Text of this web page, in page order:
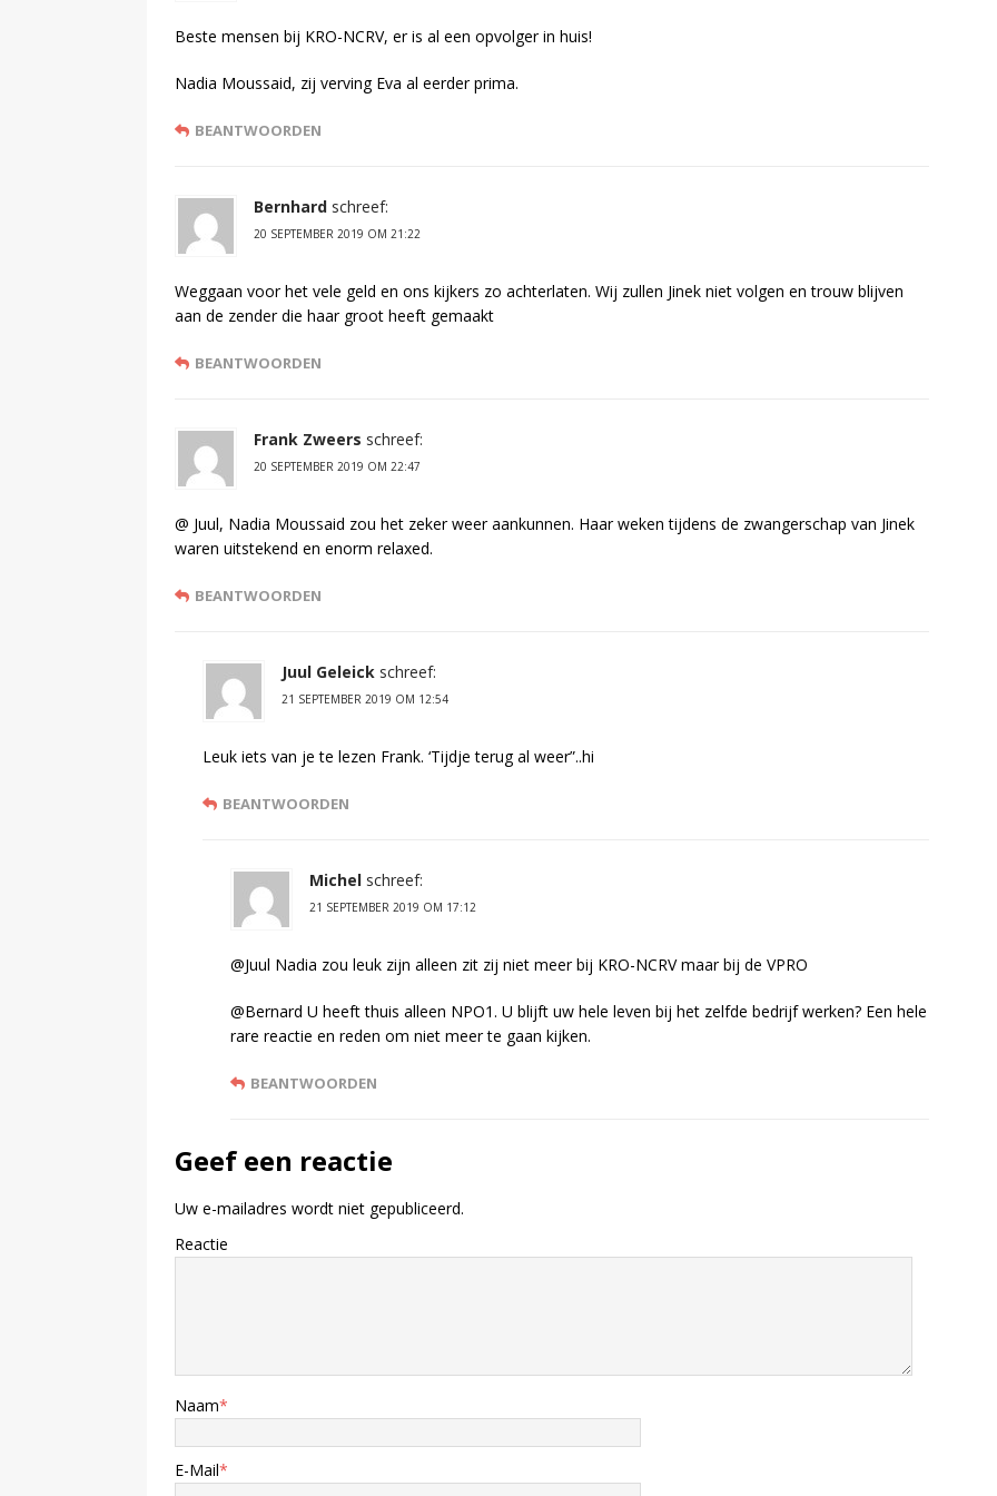
Beste mensen bij KRO-NCRV, er is al een opvolger in huis!
Nadia Moussaid, zij verving Eva al eerder prima.
BEANTWOORDEN
Bernhard schreef:
20 SEPTEMBER 2019 OM 21:22
Weggaan voor het vele geld en ons kijkers zo achterlaten. Wij zullen Jinek niet volgen en trouw blijven
aan de zender die haar groot heeft gemaakt
BEANTWOORDEN
Frank Zweers schreef:
20 SEPTEMBER 2019 OM 22:47
@ Juul, Nadia Moussaid zou het zeker weer aankunnen. Haar weken tijdens de zwangerschap van Jinek
waren uitstekend en enorm relaxed.
BEANTWOORDEN
Juul Geleick schreef:
21 SEPTEMBER 2019 OM 12:54
Leuk iets van je te lezen Frank. ‘Tijdje terug al weer”..hi
BEANTWOORDEN
Michel schreef:
21 SEPTEMBER 2019 OM 17:12
@Juul Nadia zou leuk zijn alleen zit zij niet meer bij KRO-NCRV maar bij de VPRO
@Bernard U heeft thuis alleen NPO1. U blijft uw hele leven bij het zelfde bedrijf werken? Een hele
rare reactie en reden om niet meer te gaan kijken.
BEANTWOORDEN
Geef een reactie
Uw e-mailadres wordt niet gepubliceerd.
Reactie
Naam*
E-Mail*